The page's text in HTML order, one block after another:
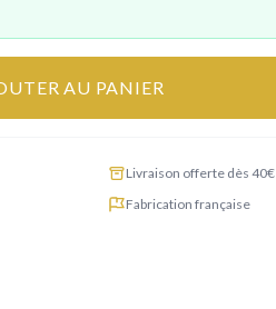
AU PANIER
Livraison offerte dès 40€
Fabrication française